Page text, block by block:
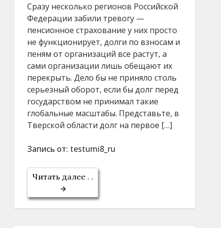
Сразу несколько регионов Российской
Федерации забили тревогу —
пенсионное страхование у них просто
не функционирует, долги по взносам и
пеням от организаций все растут, а
сами организации лишь обещают их
перекрыть. Дело бы не приняло столь
серьезный оборот, если бы долг перед
государством не принимал такие
глобальные масштабы. Представьте, в
Тверской области долг на первое […]
Запись от: testumi8_ru
Читать далее . .